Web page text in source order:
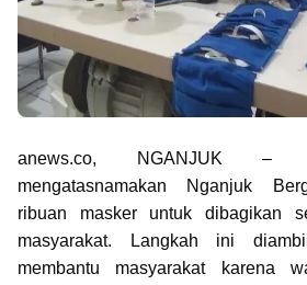
anews.co, NGANJUK –
mengatasnamakan Nganjuk
ribuan masker untuk dibagikan
masyarakat. Langkah ini
membantu masyarakat karena